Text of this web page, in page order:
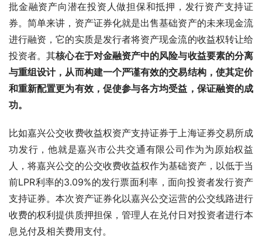
批金融资产向潜在投资人做担保和抵押，发行资产支持证
券。简单来讲，资产证券化就是出售基础资产的未来现金流
进行融资，它的实质是发行者将资产现金流的收益权转让给
投资者。其核心在于对金融资产中的风险与收益要素的分离
与重组设计，从而构建一个严谨有效的交易结构，使其定价
和重新配置更为有效，促使参与各方均受益，保证融资的成
功。
比如嘉兴公交收费收益权资产支持证券于上海证券交易所成
功发行，他就是嘉兴市公共交通有限公司作为为原始权益
人，将嘉兴公交的公交收费收益权作为基础资产，以低于当
前LPR利率的3.09%的发行票面利率，面向投资者发行资产
支持证券。本次资产证券化以嘉兴公交运营的公交线路进行
收费的权利提供质押担保，管理人在兑付日对投资者进行本
息兑付及相关费用支付。